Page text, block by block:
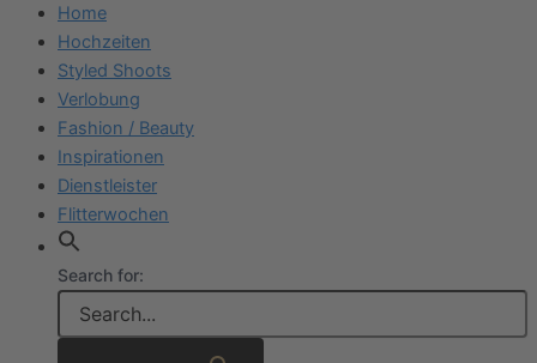
Home
Hochzeiten
Styled Shoots
Verlobung
Fashion / Beauty
Inspirationen
Dienstleister
Flitterwochen
Search for: